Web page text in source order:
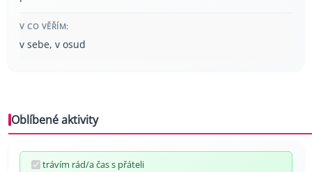
V CO VĚŘÍM:
v sebe, v osud
Oblíbené aktivity
trávím rád/a čas s přáteli